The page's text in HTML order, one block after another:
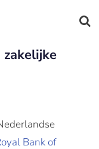
Bank of